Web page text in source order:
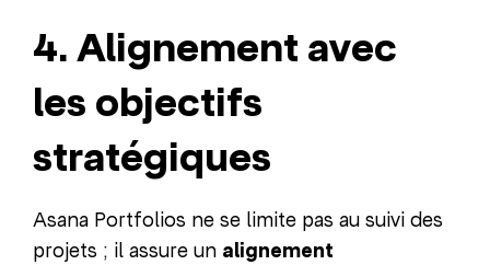
4. Alignement avec
les objectifs
stratégiques
Asana Portfolios ne se limite pas au suivi des
projets ; il assure un alignement